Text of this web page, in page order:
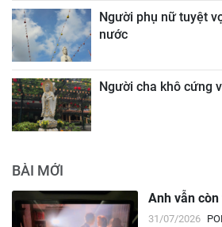
Người phụ nữ tuyệt
nước
Người cha khô cứng
BÀI MỚI
Anh vẫn
31/07/2026